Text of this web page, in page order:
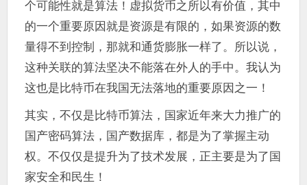
个可能性就是算法！虚拟货币之所以有价值，其中
的一个重要原因就是资源是有限的，如果资源的数
量得不到控制，那就和通货膨胀一样了。所以说，
这种关联的算法坚决不能落在外人的手中。我认为
这也是比特币在我国无法落地的重要原因之一！
其实，不仅是比特币算法，国家近年来大力推广的
国产密码算法，国产数据库，都是为了掌握主动
权。不仅仅是提升为了技术发展，正主要是为了国
家安全和民生！